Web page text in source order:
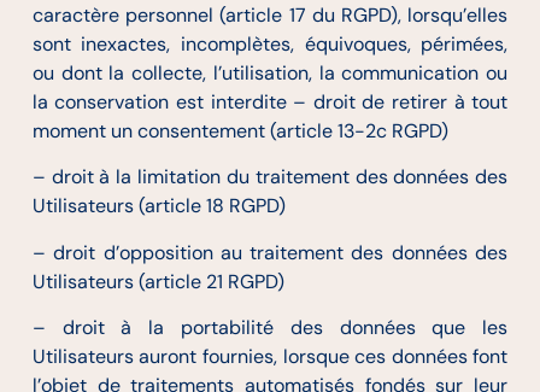
caractère personnel (article 17 du RGPD), lorsqu’elles
sont inexactes, incomplètes, équivoques, périmées,
ou dont la collecte, l’utilisation, la communication ou
la conservation est interdite – droit de retirer à tout
moment un consentement (article 13-2c RGPD)
– droit à la limitation du traitement des données des
Utilisateurs (article 18 RGPD)
– droit d’opposition au traitement des données des
Utilisateurs (article 21 RGPD)
– droit à la portabilité des données que les
Utilisateurs auront fournies, lorsque ces données font
l’objet de traitements automatisés fondés sur leur